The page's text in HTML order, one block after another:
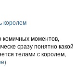
королем
комичных моментов,
сразу понятно какой
телами с королем,